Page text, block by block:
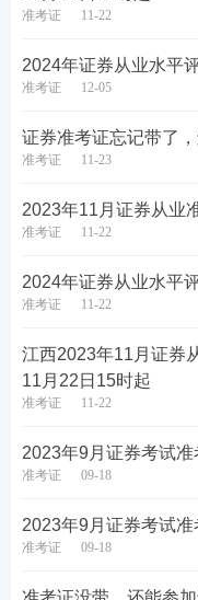
准考证 11-22
2024年证券从业水平
准考证 12-05
证券准考证忘记带了
准考证 11-23
2023年11月证券从业
准考证 11-22
2024年证券从业水平
准考证 11-22
江西2023年11月证券
11月22日15时起
准考证 11-22
2023年9月证券考试
准考证 09-18
2023年9月证券考试准
准考证 09-18